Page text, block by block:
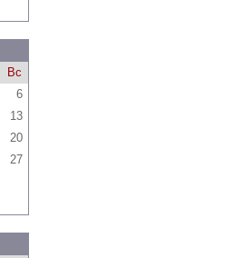
Вс
6
13
20
27